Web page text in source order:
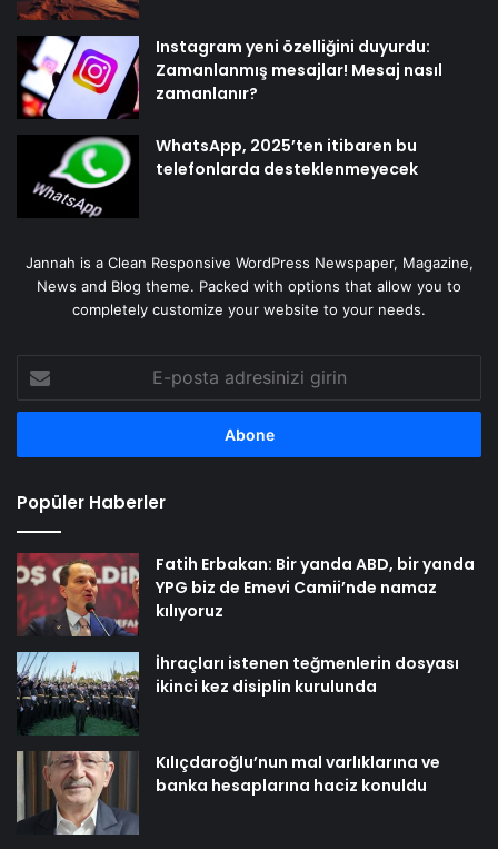
Instagram yeni özelliğini duyurdu:
Zamanlanmış mesajlar! Mesaj nasıl
zamanlanır?
WhatsApp, 2025’ten itibaren bu
telefonlarda desteklenmeyecek
Jannah is a Clean Responsive WordPress Newspaper, Magazine,
News and Blog theme. Packed with options that allow you to
completely customize your website to your needs.
posta
adresinizi
Popüler Haberler
Fatih Erbakan: Bir yanda ABD, bir yanda
YPG biz de Emevi Camii’nde namaz
kılıyoruz
İhraçları istenen teğmenlerin dosyası
ikinci kez disiplin kurulunda
Kılıçdaroğlu’nun mal varlıklarına ve
banka hesaplarına haciz konuldu